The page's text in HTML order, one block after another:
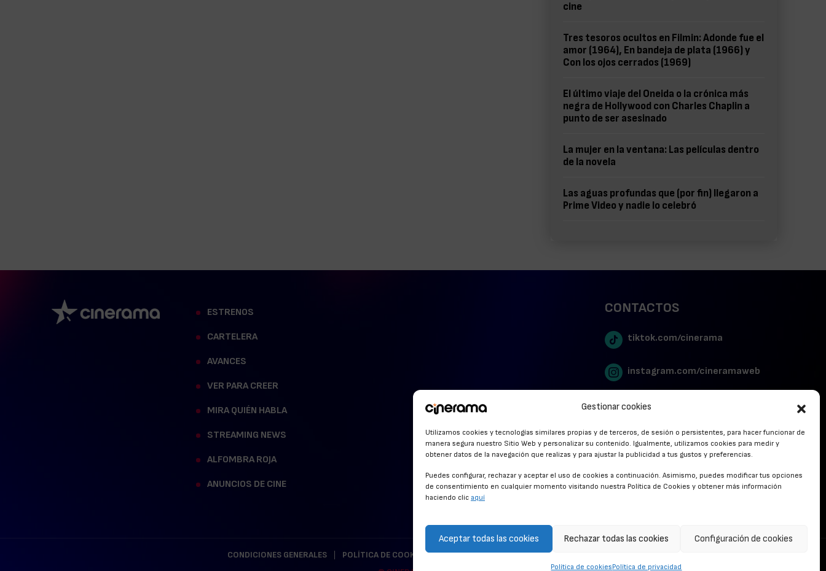
Gestionar cookies
Utilizamos cookies y tecnologías similares propias y de terceros, de sesión o persistentes, para hacer funcionar de
manera segura nuestro Sitio Web y personalizar su contenido. Igualmente, utilizamos cookies para medir y
obtener datos de la navegación que realizas y para ajustar la publicidad a tus gustos y preferencias.
Puedes configurar, rechazar y aceptar el uso de cookies a continuación. Asimismo, puedes modificar tus opciones
de consentimiento en cualquier momento visitando nuestra Política de Cookies y obtener más información
haciendo clic aquí
Aceptar todas las cookies Rechazar todas las cookies Configuración de cookies
Política de cookiesPolítica de privacidad
cine
Tres tesoros ocultos en Filmin: Adonde fue el
amor (1964), En bandeja de plata (1966) y
Con los ojos cerrados (1969)
El último viaje del Oneida o la crónica más
negra de Hollywood con Charles Chaplin a
punto de ser asesinado
La mujer en la ventana: Las películas dentro
de la novela
Las aguas profundas que (por fin) llegaron a
Prime Video y nadie lo celebró
ESTRENOS
CARTELERA
AVANCES
VER PARA CREER
MIRA QUIÉN HABLA
STREAMING NEWS
ALFOMBRA ROJA
ANUNCIOS DE CINE
CONTACTOS
tiktok.com/cinerama
instagram.com/cineramaweb
twitter.com/cinerames
Youtube Canal Cinerama
CONDICIONES GENERALES POLÍTICA DE COOKIES POLÍTICA DE PRIVACIDAD